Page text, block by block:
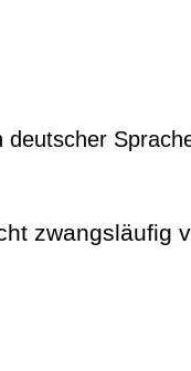
deutscher
zwangsläufig